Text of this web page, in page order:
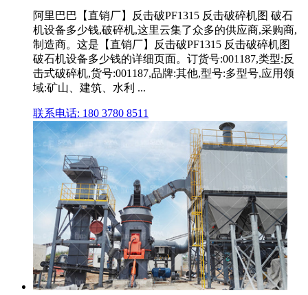
阿里巴巴【直销厂】反击破PF1315 反击破碎机图 破石
机设备多少钱,破碎机,这里云集了众多的供应商,采购商,
制造商。这是【直销厂】反击破PF1315 反击破碎机图
破石机设备多少钱的详细页面。订货号:001187,类型:反
击式破碎机,货号:001187,品牌:其他,型号:多型号,应用领
域:矿山、建筑、水利 ...
联系电话: 180 3780 8511